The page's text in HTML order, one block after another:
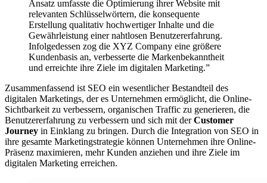
Ansatz umfasste die Optimierung ihrer Website mit
relevanten Schlüsselwörtern, die konsequente
Erstellung qualitativ hochwertiger Inhalte und die
Gewährleistung einer nahtlosen Benutzererfahrung.
Infolgedessen zog die XYZ Company eine größere
Kundenbasis an, verbesserte die Markenbekanntheit
und erreichte ihre Ziele im digitalen Marketing.”
Zusammenfassend ist SEO ein wesentlicher Bestandteil des
digitalen Marketings, der es Unternehmen ermöglicht, die Online-
Sichtbarkeit zu verbessern, organischen Traffic zu generieren, die
Benutzererfahrung zu verbessern und sich mit derCustomer
Journey in Einklang zu bringen. Durch die Integration von SEO in
ihre gesamte Marketingstrategie können Unternehmen ihre Online-
Präsenz maximieren, mehr Kunden anziehen und ihre Ziele im
digitalen Marketing erreichen.